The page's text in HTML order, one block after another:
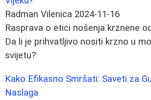
Radman Vilenica 2024-11-16
Rasprava o etici nošenja krznene
Da li je prihvatljivo nositi krzno u
svijetu?
Kako Efikasno Smršati: Saveti za
Naslaga